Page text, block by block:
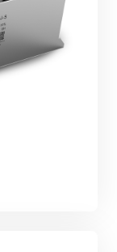
方面的作用，
时，也突出产
景，包括持续